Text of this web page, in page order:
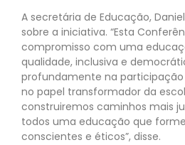
A secretária de Educação,
sobre a iniciativa. “Esta
compromisso com uma
qualidade, inclusiva e
profundamente na
no papel transformador da
construiremos caminhos mais
todos uma educação que
conscientes e éticos”, disse.